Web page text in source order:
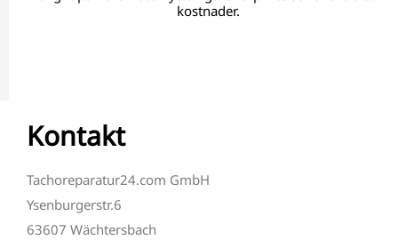
kostnader.
Kontakt
Tachoreparatur24.com GmbH
Ysenburgerstr.6
63607 Wächtersbach